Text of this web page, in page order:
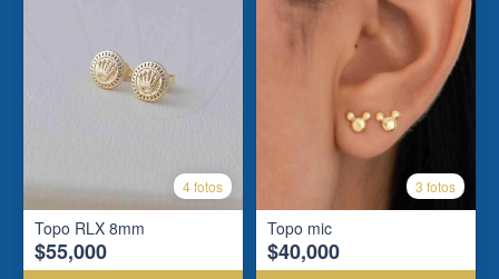
4 fotos
Topo RLX 8mm
$55,000
3 fotos
Topo mic
$40,000